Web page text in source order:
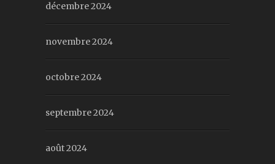
décembre 2024
novembre 2024
octobre 2024
septembre 2024
août 2024